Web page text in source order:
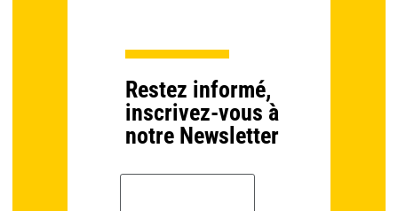
Restez informé,
inscrivez-vous à
notre Newsletter